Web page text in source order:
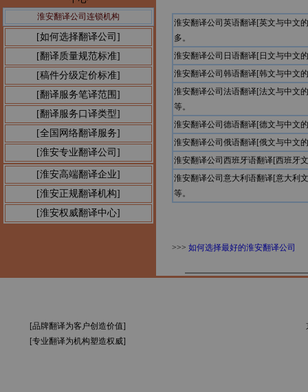
淮安翻译公司连锁机构
[如何选择翻译公司]
[翻译质量规范标准]
[稿件分级定价标准]
[翻译服务笔译范围]
[翻译服务口译类型]
[全国网络翻译服务]
[淮安专业翻译公司]
[淮安高端翻译企业]
[淮安正规翻译机构]
[淮安权威翻译中心]
淮安翻译公司英语翻译[英文与中文
多。
淮安翻译公司日语翻译[日文与中文
淮安翻译公司韩语翻译[韩文与中文
淮安翻译公司法语翻译[法文与中文
等。
淮安翻译公司德语翻译[德文与中文
淮安翻译公司俄语翻译[俄文与中文
淮安翻译公司西班牙语翻译[西班牙
淮安翻译公司意大利语翻译[意大利
等。
>>> 如何选择最好的淮安翻译公司
[品牌翻译为客户创造价值]
[专业翻译为机构塑造权威]